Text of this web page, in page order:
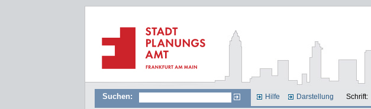
Suchen: Hilfe Darstellung Schrift: